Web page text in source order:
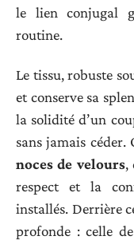
le lien conjugal
routine.
Le tissu, robuste
et conserve sa
la solidité d’un
sans jamais
noces de velours,
respect et la
installés. Derrière
profonde : celle